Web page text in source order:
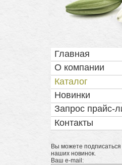
Навигация
Главная
О компании
Каталог
Новинки
Запрос прайс-
Контакты
Вы можете
наших новинок.
Ваш e-mail: